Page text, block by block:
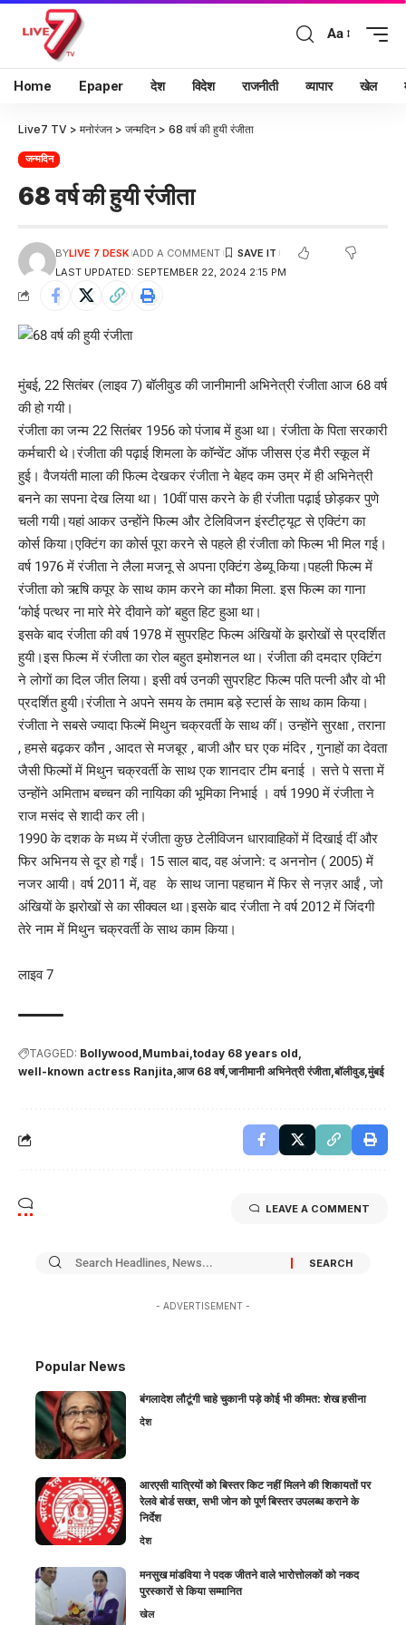
Aa
Home Epaper देश विदेश राजनीती व्यापार खेल
Live7 TV > मनोरंजन > जन्मदिन > 68 वर्ष की हुयी रंजीता
जन्मदिन
68 वर्ष की हुयी रंजीता
LAST UPDATED: SEPTEMBER 22, 2024 2:15 PM
BYLIVE 7 DESK ADD A COMMENT
मुंबई, 22 सितंबर (लाइव 7) बॉलीवुड की जानीमानी अभिनेत्री रंजीता आज 68 वर्ष
की हो गयी।
रंजीता का जन्म 22 सितंबर 1956 को पंजाब में हुआ था। रंजीता के पिता सरकारी
कर्मचारी थे।रंजीता की पढ़ाई शिमला के कॉन्वेंट ऑफ जीसस एंड मैरी स्कूल में
हुई। वैजयंती माला की फिल्म देखकर रंजीता ने बेहद कम उम्र में ही अभिनेत्री
बनने का सपना देख लिया था। 10वीं पास करने के ही रंजीता पढ़ाई छोड़कर पुणे
चली गयी।यहां आकर उन्होंने फिल्म और टेलिविजन इंस्टीट्यूट से एक्टिंग का
कोर्स किया।एक्टिंग का कोर्स पूरा करने से पहले ही रंजीता को फिल्म भी मिल गई।
वर्ष 1976 में रंजीता ने लैला मजनू से अपना एक्टिंग डेब्यू किया।पहली फिल्म में
रंजीता को ऋषि कपूर के साथ काम करने का मौका मिला. इस फिल्म का गाना
‘कोई पत्थर ना मारे मेरे दीवाने को’ बहुत हिट हुआ था।
इसके बाद रंजीता की वर्ष 1978 में सुपरहिट फिल्म अंखियों के झरोखों से प्रदर्शित
हुयी।इस फिल्म में रंजीता का रोल बहुत इमोशनल था। रंजीता की दमदार एक्टिंग
ने लोगों का दिल जीत लिया। इसी वर्ष उनकी सुपरहिट फिल्म पति पत्नी और वो भी
प्रदर्शित हुयी।रंजीता ने अपने समय के तमाम बड़े स्टार्स के साथ काम किया।
रंजीता ने सबसे ज्यादा फिल्में मिथुन चक्रवर्ती के साथ कीं। उन्होंने सुरक्षा , तराना
, हमसे बढ़कर कौन , आदत से मजबूर , बाजी और घर एक मंदिर , गुनाहों का देवता
जैसी फिल्मों में मिथुन चक्रवर्ती के साथ एक शानदार टीम बनाई । सत्ते पे सत्ता में
उन्होंने अमिताभ बच्चन की नायिका की भूमिका निभाई । वर्ष 1990 में रंजीता ने
राज मसंद से शादी कर ली।
1990 के दशक के मध्य में रंजीता कुछ टेलीविजन धारावाहिकों में दिखाई दीं और
फिर अभिनय से दूर हो गईं। 15 साल बाद, वह अंजाने: द अननोन ( 2005) में
नजर आयी। वर्ष 2011 में, वह के साथ जाना पहचान में फिर से नज़र आईं , जो
अंखियों के झरोखों से का सीक्वल था।इसके बाद रंजीता ने वर्ष 2012 में जिंदगी
तेरे नाम में मिथुन चक्रवर्ती के साथ काम किया।
लाइव 7
TAGGED: Bollywood Mumbai today 68 years old
well-known actress Ranjita आज 68 वर्ष जानीमानी अभिनेत्री रंजीता बॉलीवुड मुंबई
LEAVE A COMMENT
- ADVERTISEMENT -
Popular News
बंगलादेश लौटूंगी चाहे चुकानी पड़े कोई भी कीमत: शेख हसीना
देश
आरएसी यात्रियों को बिस्तर किट नहीं मिलने की शिकायतों पर
रेलवे बोर्ड सख्त, सभी जोन को पूर्ण बिस्तर उपलब्ध कराने के
निर्देश
देश
मनसुख मांडविया ने पदक जीतने वाले भारोत्तोलकों को नकद
पुरस्कारों से किया सम्मानित
खेल